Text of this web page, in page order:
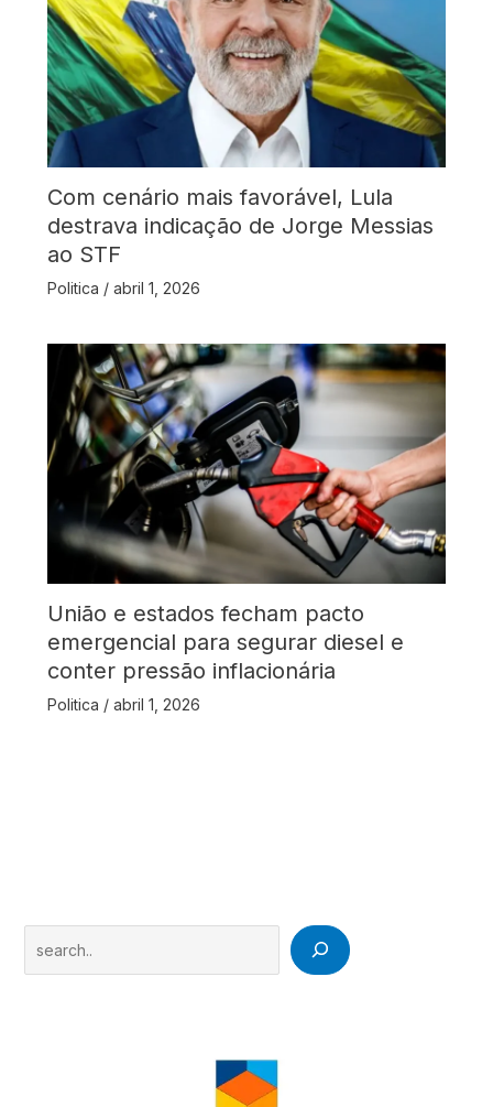
Com cenário mais favorável, Lula
destrava indicação de Jorge Messias
ao STF
Politica / abril 1, 2026
União e estados fecham pacto
emergencial para segurar diesel e
conter pressão inflacionária
Politica / abril 1, 2026